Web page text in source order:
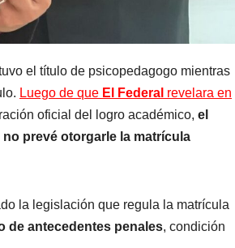
el título de psicopedagogo mientras
Luego de que El Federal revelara en
oficial del logro académico, el
prevé otorgarle la matrícula
la legislación que regula la matrícula
de antecedentes penales, condición